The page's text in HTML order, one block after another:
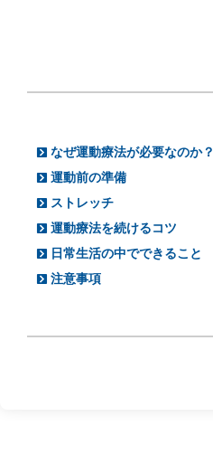
なぜ運動療法が必要なのか？
運動前の準備
ストレッチ
運動療法を続けるコツ
日常生活の中でできること
注意事項